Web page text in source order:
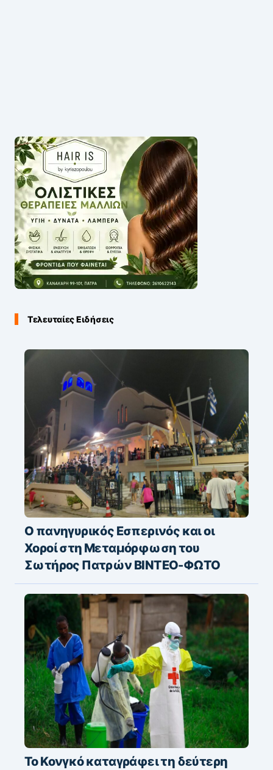
Τελευταίες Ειδήσεις
Ο πανηγυρικός Εσπερινός και οι
Χοροί στη Μεταμόρφωση του
Σωτήρος Πατρών ΒΙΝΤΕΟ-ΦΩΤΟ
Το Κονγκό καταγράφει τη δεύτερη